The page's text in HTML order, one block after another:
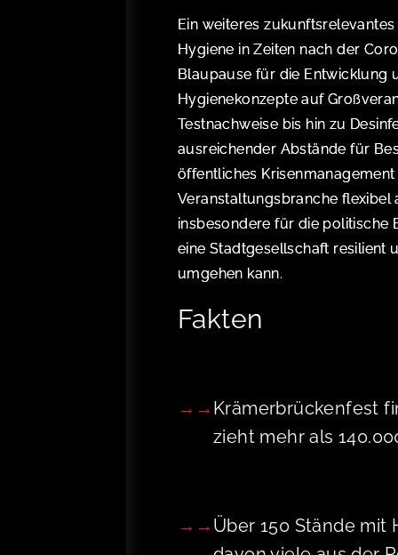
Ein weiteres
Hygiene in Zeiten nach der
Blaupause für die Entwicklung
Hygienekonzepte auf
Testnachweise bis hin zu
ausreichender Abstände für
öffentliches
Veranstaltungsbranche flexibel
insbesondere für die politische
eine Stadtgesellschaft resilient
umgehen kann.
Fakten
Krämerbrückenfest
zieht mehr als
Über 150 Stände mit